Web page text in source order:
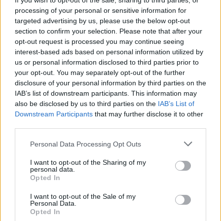
processing of your personal or sensitive information for
targeted advertising by us, please use the below opt-out
section to confirm your selection. Please note that after your
opt-out request is processed you may continue seeing
interest-based ads based on personal information utilized by
us or personal information disclosed to third parties prior to
your opt-out. You may separately opt-out of the further
disclosure of your personal information by third parties on the
IAB’s list of downstream participants. This information may
also be disclosed by us to third parties on the IAB’s List of
Downstream Participants that may further disclose it to other
Please note that this website/app uses one or more Google
not limited to your visit or usage behaviour. You may click to
grant or deny consent to Google and its third-party tags to
use your data for below specified purposes in below Google
consent section.
Personal Data Processing Opt Outs
I want to opt-out of the Sharing of my
personal data.
Opted In
I want to opt-out of the Sale of my
Personal Data.
Opted In
Τι πρέπει να γνωρίζουν οι ασφαλισμένοι
Στις περιπτώσεις, κατά τις οποίες προκύπτει
πιστωτικό εκκαθαριστικό, με την έννοια ότι ο μη
μισθωτός ασφαλισμένος έχει επιλέξει υψηλή
ασφαλιστική κατηγορία και έτσι, έχει καταβάλει
υψηλότερα ποσά εισφορών από τα απαιτούμενα,
θα γίνει επιστροφή ή συμψηφισμός των εισφορών
που οφείλονται, σε σχέση με τις τρέχουσες.